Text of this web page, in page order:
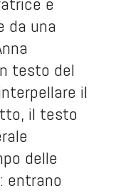
da una
testo del
il
il testo
delle
entrano